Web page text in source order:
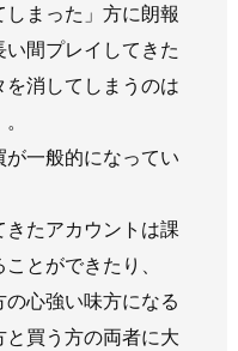
まった」方に朗報
間プレイしてきた
消してしまうのは
一般的になってい
たアカウントは課
とができたり、
心強い味方になる
買う方の両者に大